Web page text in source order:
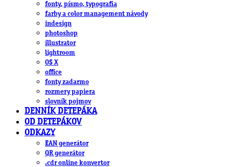
fonty, písmo, typografia
farby a color management návody
indesign
photoshop
illustrator
lightroom
OS X
office
fonty zadarmo
rozmery papiera
slovník pojmov
DENNÍK DETEPÁKA
OD DETEPÁKOV
ODKAZY
EAN generátor
QR generátor
.cdr online konvertor